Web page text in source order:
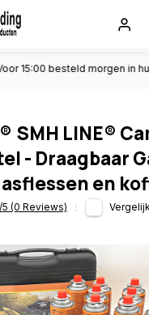
15:00 besteld morgen in
SMH LINE®
- Draagbaar
en
(0 Reviews) Vergelijk